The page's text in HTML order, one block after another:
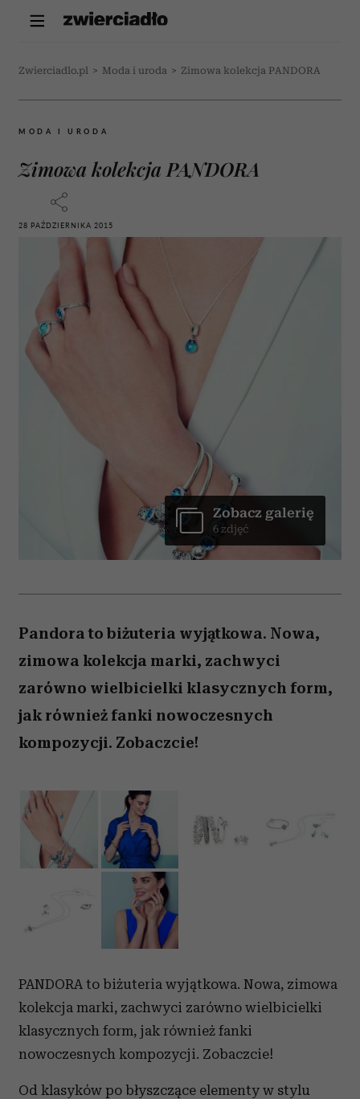
Zwierciadlo.pl > Moda i uroda > Zimowa kolekcja PANDORA
MODA I URODA
Zimowa kolekcja PANDORA
28 PAŹDZIERNIKA 2015
Zobacz galerię
6 zdjęć
Pandora to biżuteria wyjątkowa. Nowa,
zimowa kolekcja marki, zachwyci
zarówno wielbicielki klasycznych form,
jak również fanki nowoczesnych
kompozycji. Zobaczcie!
PANDORA to biżuteria wyjątkowa. Nowa, zimowa
kolekcja marki, zachwyci zarówno wielbicielki
klasycznych form, jak również fanki
nowoczesnych kompozycji. Zobaczcie!
Od klasyków po błyszczące elementy w stylu